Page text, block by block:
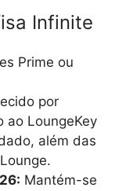
Infinite
Prime ou
por
ao LoungeKey
além das
Mantém-se